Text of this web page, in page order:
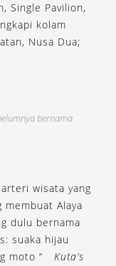
Single Pavilion,
kolam
Nusa Dua;
bernama
arteri wisata yang
Alaya
dulu bernama
suaka hijau
moto “
Kuta’s